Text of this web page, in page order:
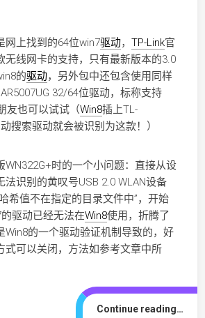
网上找到的64位win7驱动， TP-Link官
无线网卡的支持，只有最新版本的3.0
的驱动，另外包中还包含使用同样
32/64位驱动，标称支持
友也可以试试（Win8插上TL-
搜索驱动就会被识别为这款！）
WN322G+时的一个小问题：直接从设
法识别的黄叹号USB 2.0 WLAN设备
希值不在指定的目录文件中”，开始
驱动已经无法在Win8使用，折腾了
Win8的一个驱动验证机制导致的，好
式可以关闭，方法如参考文章中所
Continue reading…